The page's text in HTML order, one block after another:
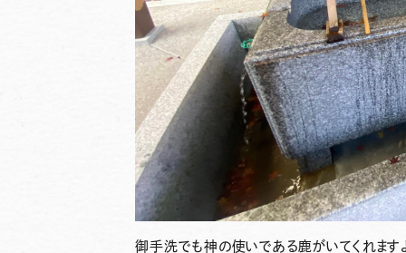
御手洗でも神の使いである鹿がいてくれます